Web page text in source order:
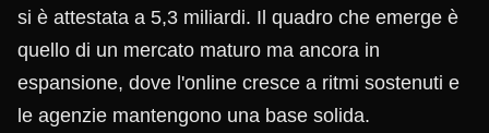
si è attestata a 5,3 miliardi. Il quadro che emerge è
quello di un mercato maturo ma ancora in
espansione, dove l'online cresce a ritmi sostenuti e
le agenzie mantengono una base solida.